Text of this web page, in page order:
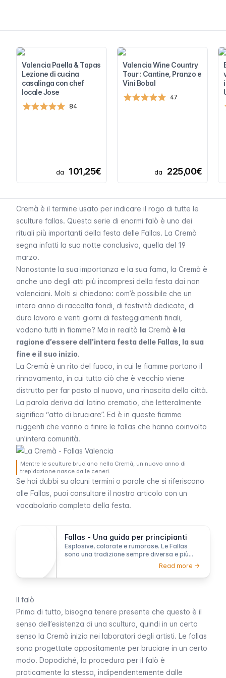
Valencia Paella & Tapas
Lezione di cucina
casalinga con chef
locale Jose
84
da 101,25€
Valencia Wine Country
Tour : Cantine, Pranzo e
Vini Bobal
47
da 225,00€
Cremà è il termine usato per indicare il rogo di tutte le
sculture fallas. Questa serie di enormi falò è uno dei
rituali più importanti della festa delle Fallas. La Cremà
segna infatti la sua notte conclusiva, quella del 19
marzo.
Nonostante la sua importanza e la sua fama, la Cremà è
anche uno degli atti più incompresi della festa dai non
valenciani. Molti si chiedono: com’è possibile che un
intero anno di raccolta fondi, di festività dedicate, di
duro lavoro e venti giorni di festeggiamenti finali,
vadano tutti in fiamme? Ma in realtà la Cremà è la
ragione d’essere dell’intera festa delle Fallas, la sua
fine e il suo inizio.
La Cremà è un rito del fuoco, in cui le fiamme portano il
rinnovamento, in cui tutto ciò che è vecchio viene
distrutto per far posto al nuovo, una rinascita della città.
La parola deriva dal latino crematio , che letteralmente
significa “atto di bruciare”. Ed è in queste fiamme
ruggenti che vanno a finire le fallas che hanno coinvolto
un’intera comunità.
Mentre le sculture bruciano nella Cremà, un nuovo anno di
trepidazione nasce dalle ceneri.
Se hai dubbi su alcuni termini o parole che si riferiscono
alle Fallas , puoi consultare il nostro articolo con un
vocabolario completo della festa.
Fallas - Una guida per principianti
Esplosive, colorate e rumorose. Le Fallas
sono una tradizione sempre diversa e più
audace ogni anno. Qui trovi una panoramica
dei concetti fondamentali per capire la festa
più spettacolare e accesa di Valencia.
Read more ->
Il falò
Prima di tutto, bisogna tenere presente che questo è il
senso dell’esistenza di una scultura, quindi in un certo
senso la Cremà inizia nei laboratori degli artisti. Le fallas
sono progettate appositamente per bruciare in un certo
modo. Dopodiché, la procedura per il falò è
praticamente la stessa, indipendentemente dalle